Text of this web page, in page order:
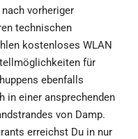
vorheriger
technischen
kostenloses WLAN
für
ebenfalls
in einer ansprechenden
von Damp.
erreichst Du in nur